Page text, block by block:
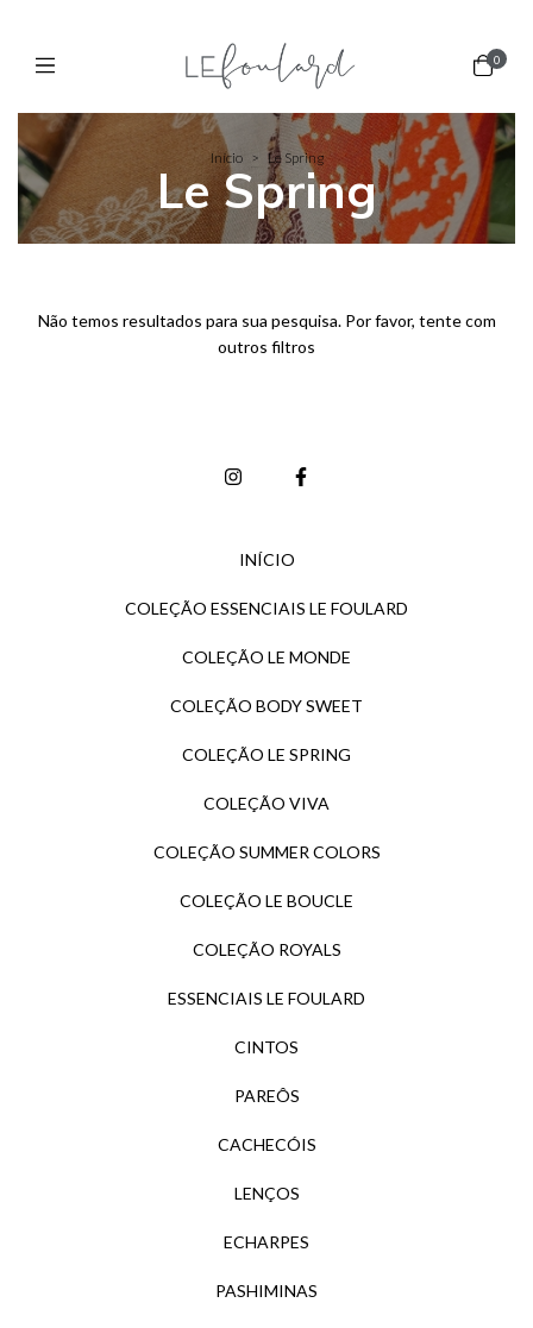
0
Início > Le Spring
Le Spring
Não temos resultados para sua pesquisa. Por favor, tente com
outros filtros
INÍCIO
COLEÇÃO ESSENCIAIS LE FOULARD
COLEÇÃO LE MONDE
COLEÇÃO BODY SWEET
COLEÇÃO LE SPRING
COLEÇÃO VIVA
COLEÇÃO SUMMER COLORS
COLEÇÃO LE BOUCLE
COLEÇÃO ROYALS
ESSENCIAIS LE FOULARD
CINTOS
PAREÔS
CACHECÓIS
LENÇOS
ECHARPES
PASHIMINAS